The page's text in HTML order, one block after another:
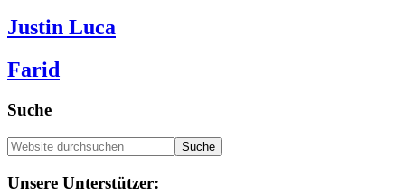
Justin Luca
Farid
Seitenspalte
Suche
Website
durchsuchen
Footer
Unsere Unterstützer: